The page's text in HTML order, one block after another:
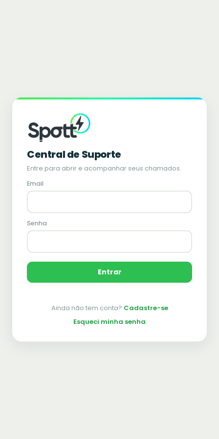
Central de Suporte
Entre para abrir e acompanhar seus chamados.
Email
Senha
Entrar
Ainda não tem conta? Cadastre-se
Esqueci minha senha